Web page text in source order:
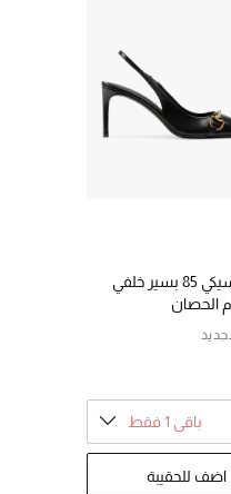
حذاء كلاسيكي 85 بسير خلفي
الحصان
باقي 1 فقط
اضف للحقيبة